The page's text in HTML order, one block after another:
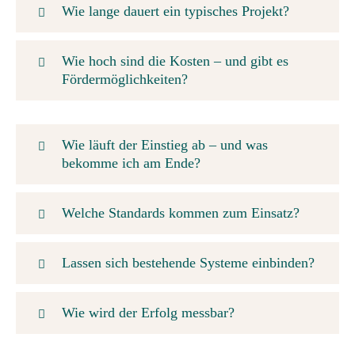
Wie lange dauert ein typisches Projekt?
Wie hoch sind die Kosten – und gibt es
Fördermöglichkeiten?
Wie läuft der Einstieg ab – und was
bekomme ich am Ende?
Welche Standards kommen zum Einsatz?
Lassen sich bestehende Systeme einbinden?
Wie wird der Erfolg messbar?